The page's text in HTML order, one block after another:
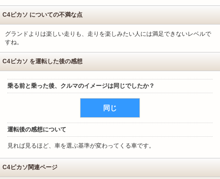
C4ピカソ についての不満な点
グランドよりは楽しい走りも、走りを楽しみたい人には満足できないレベルで
すね。
C4ピカソ を運転した後の感想
乗る前と乗った後、クルマのイメージは同じでしたか？
同じ
運転後の感想について
見れば見るほど、車を選ぶ基準が変わってくる車です。
C4ピカソ関連ページ